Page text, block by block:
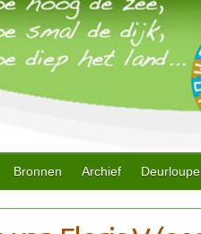
Bronnen Archief